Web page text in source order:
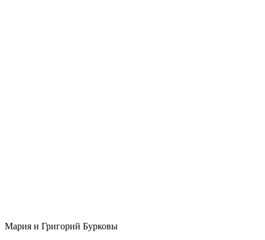
Мария и Григорий Бурковы